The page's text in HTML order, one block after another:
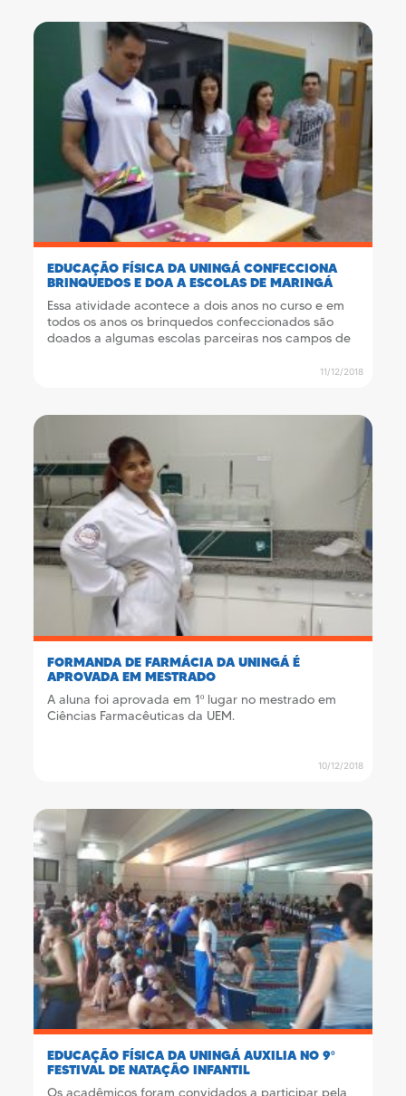
EDUCAÇÃO FÍSICA DA UNINGÁ CONFECCIONA
BRINQUEDOS E DOA A ESCOLAS DE MARINGÁ
Essa atividade acontece a dois anos no curso e em
todos os anos os brinquedos confeccionados são
doados a algumas escolas parceiras nos campos de
11/12/2018
FORMANDA DE FARMÁCIA DA UNINGÁ É
APROVADA EM MESTRADO
A aluna foi aprovada em 1º lugar no mestrado em
Ciências Farmacêuticas da UEM.
10/12/2018
EDUCAÇÃO FÍSICA DA UNINGÁ AUXILIA NO 9º
FESTIVAL DE NATAÇÃO INFANTIL
Os acadêmicos foram convidados a participar pela